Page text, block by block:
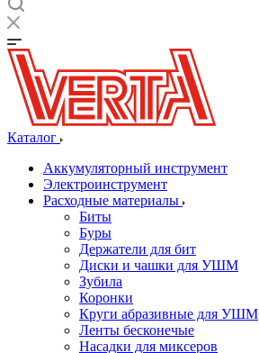
Каталог
Аккумуляторный инструмент
Электроинструмент
Расходные материалы
Биты
Буры
Держатели для бит
Диски и чашки для УШМ
Зубила
Коронки
Круги абразивные для УШМ
Ленты бесконечые
Насадки для миксеров